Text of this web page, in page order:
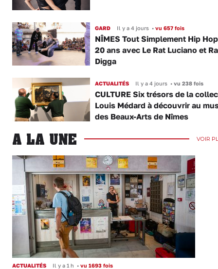
GARD Il y a 4 jours •vu 657 fois
NÎMES Tout Simplement Hip
20 ans avec Le Rat Luciano et
Digga
ACTUALITÉS Il y a 4 jours •vu 238 fois
CULTURE Six trésors de la
Louis Médard à découvrir au
des Beaux-Arts de Nîmes
A LA UNE VOIR
ACTUALITÉS Il y a 1 h • vu 1693 fois